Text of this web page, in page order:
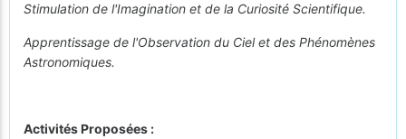
Stimulation de l'Imagination et de la Curiosité Scientifique.
Apprentissage de l'Observation du Ciel et des Phénomènes
Astronomiques.
Activités Proposées :